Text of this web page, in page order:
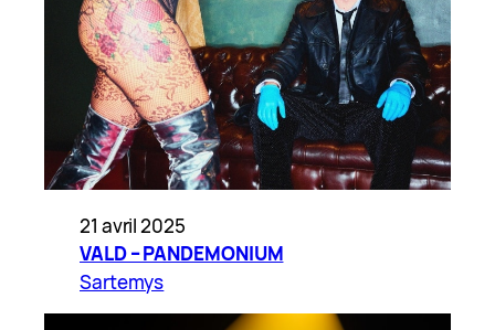
21 avril 2025
VALD – PANDEMONIUM
Sartemys